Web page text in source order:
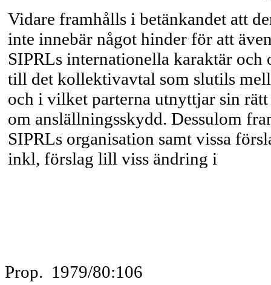
Vidare framhålls i betänkandet att
inte innebär något hinder för att
SIPRLs internationella karaktär och
till det kollektivavtal som slutils
och i vilket parterna utnyttjar sin
om anslällningsskydd. Dessulom
SIPRLs organisation samt vissa
inkl, förslag lill viss ändring i
Prop. 1979/80:106